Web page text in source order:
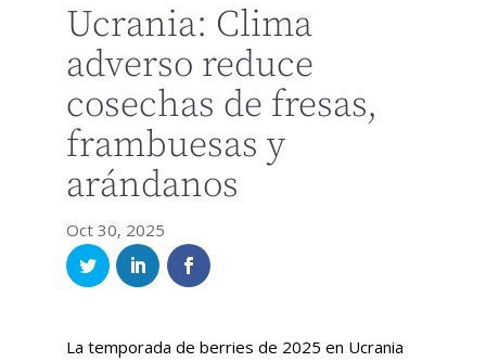
Ucrania: Clima
adverso reduce
cosechas de fresas,
frambuesas y
arándanos
Oct 30, 2025
La temporada de berries de 2025 en Ucrania